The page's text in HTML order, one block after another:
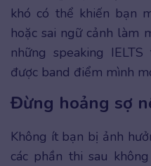
khó có thể khiến bạn
hoặc sai ngữ cảnh làm
những speaking
được band điểm mình
Đừng hoảng sợ
Không ít bạn bị ảnh
các phần thi sau